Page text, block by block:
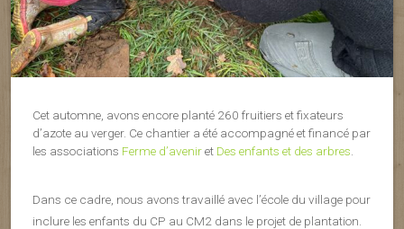
Cet automne, avons encore planté 260 fruitiers et fixateurs
d’azote au verger. Ce chantier a été accompagné et financé par
les associations Ferme d’aveniret Des enfants et des arbres
Dans ce cadre, nous avons travaillé avec l’école du village pour
inclure les enfants du CP au CM2 dans le projet de plantation.